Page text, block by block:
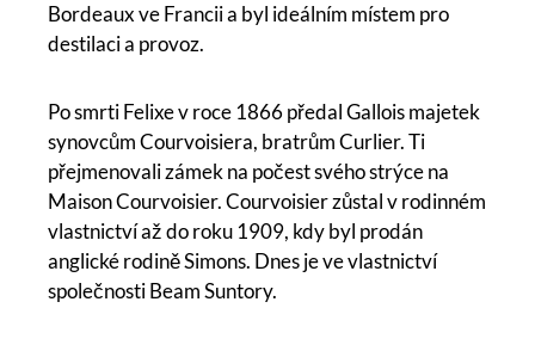
Bordeaux ve Francii a byl ideálním místem pro
destilaci a provoz.
Po smrti Felixe v roce 1866 předal Gallois majetek
synovcům Courvoisiera, bratrům Curlier. Ti
přejmenovali zámek na počest svého strýce na
Maison Courvoisier. Courvoisier zůstal v rodinném
vlastnictví až do roku 1909, kdy byl prodán
anglické rodině Simons. Dnes je ve vlastnictví
společnosti Beam Suntory.